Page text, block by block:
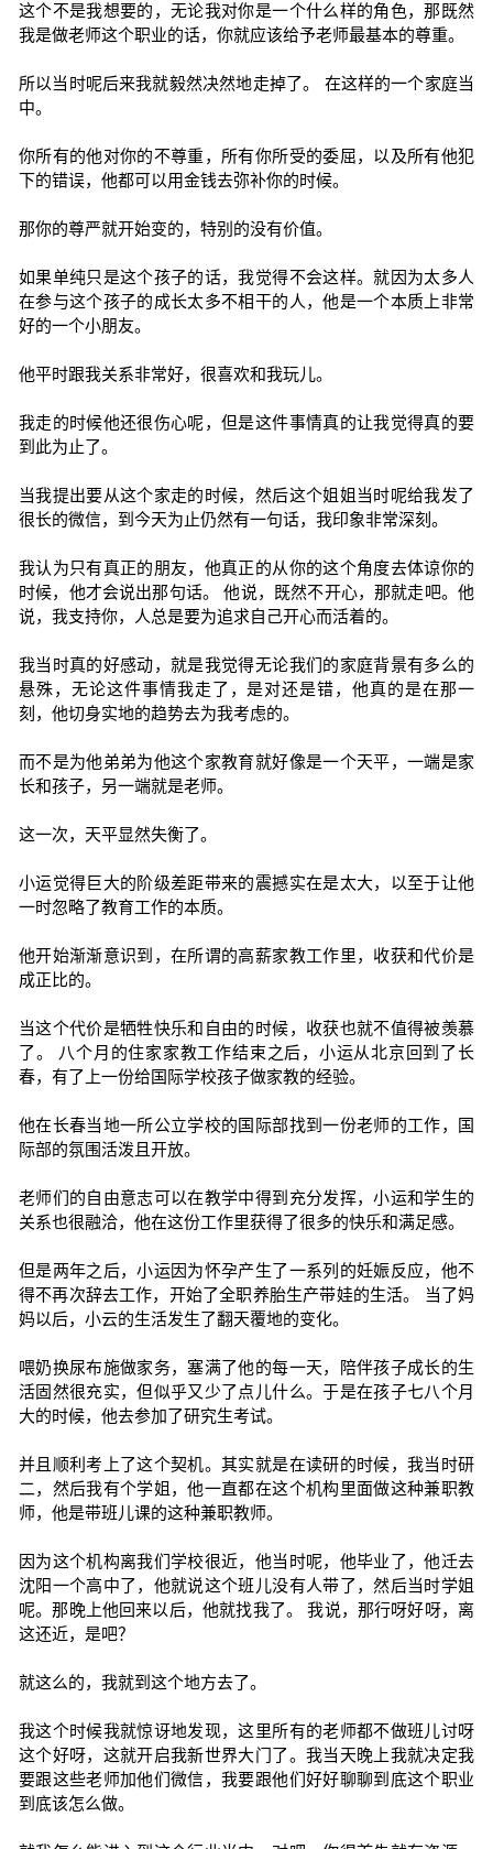
这个不是我想要的，无论我对你是一个什么样的角色，那既然
我是做老师这个职业的话，你就应该给予老师最基本的尊重。
所以当时呢后来我就毅然决然地走掉了。 在这样的一个家庭当
中。
你所有的他对你的不尊重，所有你所受的委屈，以及所有他犯
下的错误，他都可以用金钱去弥补你的时候。
那你的尊严就开始变的，特别的没有价值。
如果单纯只是这个孩子的话，我觉得不会这样。就因为太多人
在参与这个孩子的成长太多不相干的人，他是一个本质上非常
好的一个小朋友。
他平时跟我关系非常好，很喜欢和我玩儿。
我走的时候他还很伤心呢，但是这件事情真的让我觉得真的要
到此为止了。
当我提出要从这个家走的时候，然后这个姐姐当时呢给我发了
很长的微信，到今天为止仍然有一句话，我印象非常深刻。
我认为只有真正的朋友，他真正的从你的这个角度去体谅你的
时候，他才会说出那句话。 他说，既然不开心，那就走吧。他
说，我支持你，人总是要为追求自己开心而活着的。
我当时真的好感动，就是我觉得无论我们的家庭背景有多么的
悬殊，无论这件事情我走了，是对还是错，他真的是在那一
刻，他切身实地的趋势去为我考虑的。
而不是为他弟弟为他这个家教育就好像是一个天平，一端是家
长和孩子，另一端就是老师。
这一次，天平显然失衡了。
小运觉得巨大的阶级差距带来的震撼实在是太大，以至于让他
一时忽略了教育工作的本质。
他开始渐渐意识到，在所谓的高薪家教工作里，收获和代价是
成正比的。
当这个代价是牺牲快乐和自由的时候，收获也就不值得被羡慕
了。 八个月的住家家教工作结束之后，小运从北京回到了长
春，有了上一份给国际学校孩子做家教的经验。
他在长春当地一所公立学校的国际部找到一份老师的工作，国
际部的氛围活泼且开放。
老师们的自由意志可以在教学中得到充分发挥，小运和学生的
关系也很融洽，他在这份工作里获得了很多的快乐和满足感。
但是两年之后，小运因为怀孕产生了一系列的妊娠反应，他不
得不再次辞去工作，开始了全职养胎生产带娃的生活。 当了妈
妈以后，小云的生活发生了翻天覆地的变化。
喂奶换尿布施做家务，塞满了他的每一天，陪伴孩子成长的生
活固然很充实，但似乎又少了点儿什么。于是在孩子七八个月
大的时候，他去参加了研究生考试。
并且顺利考上了这个契机。其实就是在读研的时候，我当时研
二，然后我有个学姐，他一直都在这个机构里面做这种兼职教
师，他是带班儿课的这种兼职教师。
因为这个机构离我们学校很近，他当时呢，他毕业了，他迁去
沈阳一个高中了，他就说这个班儿没有人带了，然后当时学姐
呢。那晚上他回来以后，他就找我了。 我说，那行呀好呀，离
这还近，是吧？
就这么的，我就到这个地方去了。
我这个时候我就惊讶地发现，这里所有的老师都不做班儿讨呀
这个好呀，这就开启我新世界大门了。我当天晚上我就决定我
要跟这些老师加他们微信，我要跟他们好好聊聊到底这个职业
到底该怎么做。